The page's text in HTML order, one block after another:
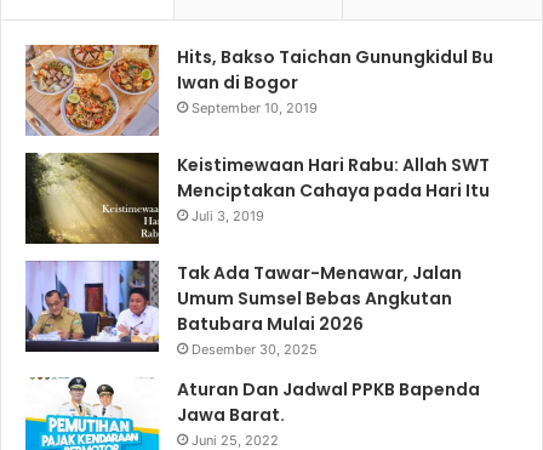
Hits, Bakso Taichan Gunungkidul Bu
Iwan di Bogor
September 10, 2019
Keistimewaan Hari Rabu: Allah SWT
Menciptakan Cahaya pada Hari Itu
Juli 3, 2019
Tak Ada Tawar-Menawar, Jalan
Umum Sumsel Bebas Angkutan
Batubara Mulai 2026
Desember 30, 2025
Aturan Dan Jadwal PPKB Bapenda
Jawa Barat.
Juni 25, 2022